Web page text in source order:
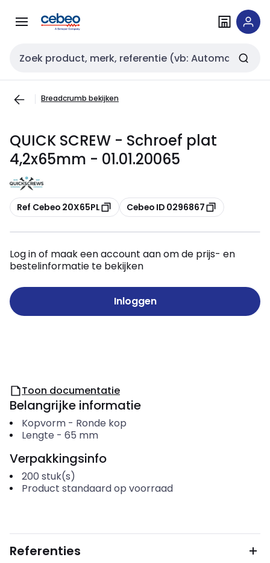
naar
naar
Zoekveld invoer
Breadcrumb bekijken
QUICK SCREW - Schroef plat
4,2x65mm - 01.01.20065
Kopiëren
Ref Cebeo 20X65PL Kopiëren
Cebeo ID 0296867
Log in of maak een account aan om de prijs- en
bestelinformatie te bekijken
Inloggen
Toon documentatie
Belangrijke informatie
Kopvorm- Ronde kop
Lengte - 65 mm
Verpakkingsinfo
200 stuk(s)
Product standaard op voorraad
Referenties